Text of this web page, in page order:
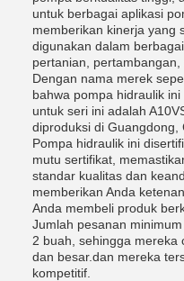
untuk berbagai aplikasi
memberikan kinerja yang
digunakan dalam
pertanian, pertambangan,
Dengan nama merek
bahwa pompa hidraulik
untuk seri ini adalah
diproduksi di Guangdong,
Pompa hidraulik ini
mutu sertifikat,
standar kualitas dan
memberikan Anda
Anda membeli produk
Jumlah pesanan
2 buah, sehingga mereka
dan besar.dan mereka
kompetitif.